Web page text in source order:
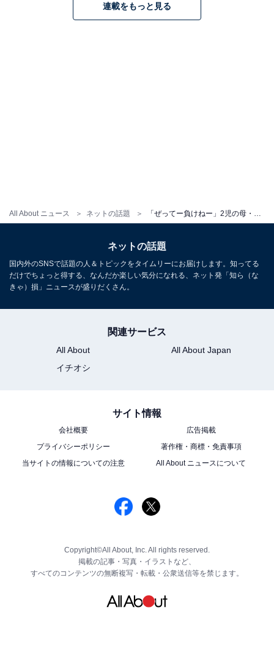
All About ニュース ネットの話題
連載をもっと見る
ネットの話題
国内外のSNSで話題の人＆トピックをタイムリーにお届けします。知ってる
だけでちょっと得する、なんだか楽しい気分になれる、ネット発「知ら（な
きゃ）損」ニュースが盛りだくさん。
関連サービス
All About
All About Japan
イチオシ
サイト情報
会社概要
広告掲載
プライバシーポリシー
著作権・商標・免責事項
当サイトの情報についての注意
All About ニュースについて
Copyright©All About, Inc. All rights reserved.
掲載の記事・写真・イラストなど、
すべてのコンテンツの無断複写・転載・公衆送信等を禁じます。